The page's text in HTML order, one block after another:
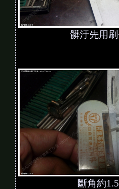
髒汙先用
斷角約